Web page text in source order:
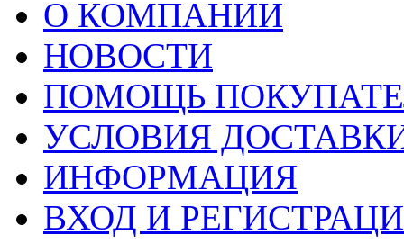
О КОМПАНИИ
НОВОСТИ
ПОМОЩЬ
УСЛОВИЯ
ИНФОРМАЦИЯ
ВХОД И